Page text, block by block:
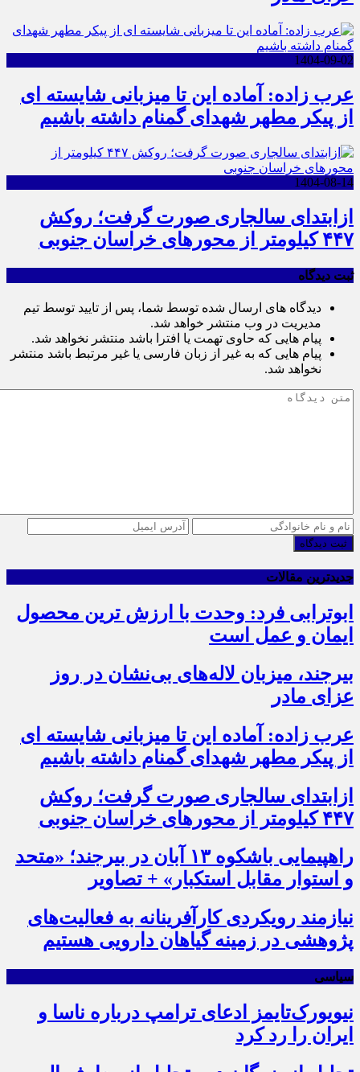
1404-09-02
عرب زاده: آماده این تا میزبانی شایسته ای
از پیکر مطهر شهدای گمنام داشته باشیم
1404-08-14
ازابتدای سالجاری صورت گرفت؛ روکش
۴۴۷ کیلومتر از محورهای خراسان جنوبی
ثبت دیدگاه
دیدگاه های ارسال شده توسط شما، پس از تایید توسط تیم
مدیریت در وب منتشر خواهد شد.
پیام هایی که حاوی تهمت یا افترا باشد منتشر نخواهد شد.
پیام هایی که به غیر از زبان فارسی یا غیر مرتبط باشد منتشر
نخواهد شد.
ثبت دیدگاه
جدیدترین مقالات
ابوترابی فرد: وحدت با ارزش ترین محصول
ایمان و عمل است
بیرجند، میزبان لاله‌های بی‌نشان در روز
عزای مادر
عرب زاده: آماده این تا میزبانی شایسته ای
از پیکر مطهر شهدای گمنام داشته باشیم
ازابتدای سالجاری صورت گرفت؛ روکش
۴۴۷ کیلومتر از محورهای خراسان جنوبی
راهپیمایی باشکوه ۱۳ آبان در بیرجند؛ «متحد
و استوار مقابل استکبار» + تصاویر
نیازمند رویکردی کارآفرینانه به فعالیت‌های
پژوهشی در زمینه گیاهان دارویی هستیم
سیاسی
نیویورک‌تایمز ادعای ترامپ درباره ناسا و
ایران را رد کرد